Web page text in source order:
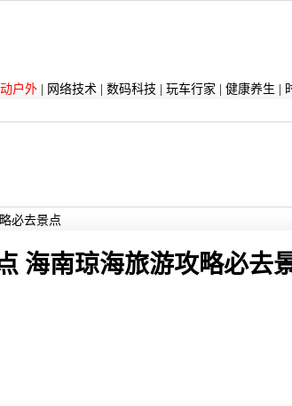
户外| 网络技术| 数码科技 玩车行家 健康养生
必去景点
海南琼海旅游攻略必去